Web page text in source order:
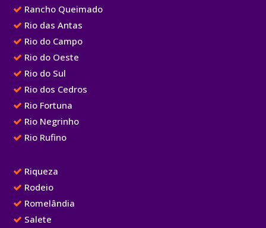
Rancho Queimado
Rio das Antas
Rio do Campo
Rio do Oeste
Rio do Sul
Rio dos Cedros
Rio Fortuna
Rio Negrinho
Rio Rufino
Riqueza
Rodeio
Romelândia
Salete